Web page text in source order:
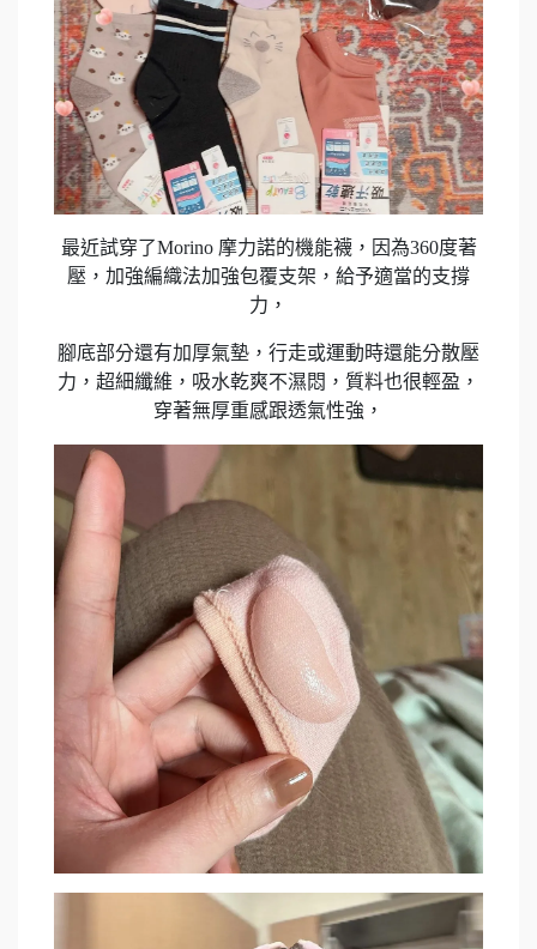
最近試穿了Morino 摩力諾的機能襪，因為360度著
壓，加強編織法加強包覆支架，給予適當的支撐
力，
腳底部分還有加厚氣墊，行走或運動時還能分散壓
力，超細纖維，吸水乾爽不濕悶，質料也很輕盈，
穿著無厚重感跟透氣性強，